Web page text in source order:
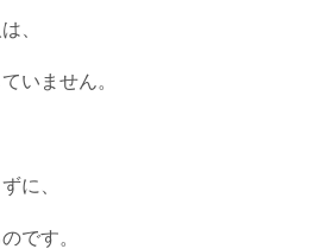
、
いません。
に、
です。